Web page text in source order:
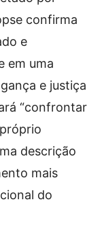
confirma
e
em uma
e justiça
“confrontar
descrição
mais
do